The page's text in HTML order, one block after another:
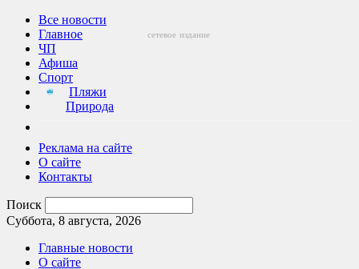
Все новости
Главное
ЧП
Афиша
Спорт
Пляжи
Природа
Реклама на сайте
О сайте
Контакты
Поиск
Суббота, 8 августа, 2026
Главные новости
О сайте
сетевое издание